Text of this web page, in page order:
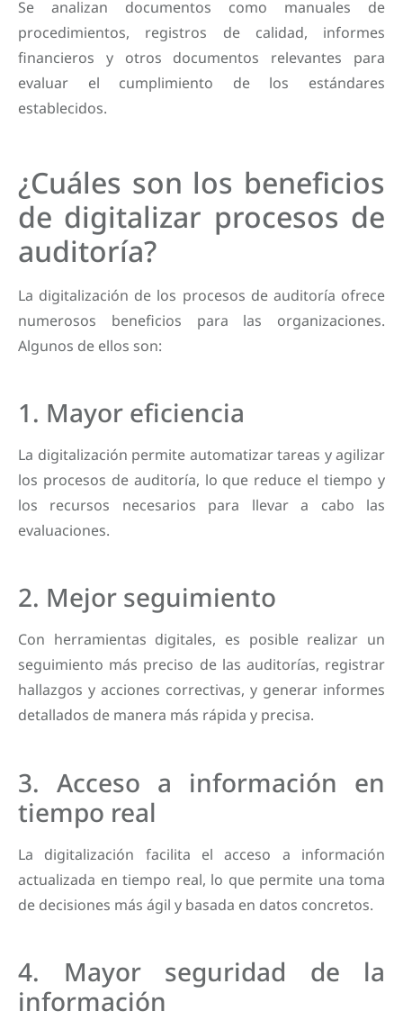
Se analizan documentos como manuales de
procedimientos, registros de calidad, informes
financieros y otros documentos relevantes para
evaluar el cumplimiento de los estándares
establecidos.
¿Cuáles son los beneficios
de digitalizar procesos de
auditoría?
La digitalización de los procesos de auditoría ofrece
numerosos beneficios para las organizaciones.
Algunos de ellos son:
1. Mayor eficiencia
La digitalización permite automatizar tareas y agilizar
los procesos de auditoría, lo que reduce el tiempo y
los recursos necesarios para llevar a cabo las
evaluaciones.
2. Mejor seguimiento
Con herramientas digitales, es posible realizar un
seguimiento más preciso de las auditorías, registrar
hallazgos y acciones correctivas, y generar informes
detallados de manera más rápida y precisa.
3. Acceso a información en
tiempo real
La digitalización facilita el acceso a información
actualizada en tiempo real, lo que permite una toma
de decisiones más ágil y basada en datos concretos.
4. Mayor seguridad de la
información